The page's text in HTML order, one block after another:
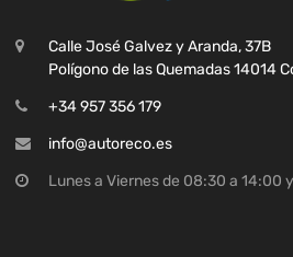
Calle José Galvez y Aranda, 37B
Polígono de las Quemadas 14014
+34 957 356 179
info@autoreco.es
Lunes a Viernes de 08:30 a 14:00